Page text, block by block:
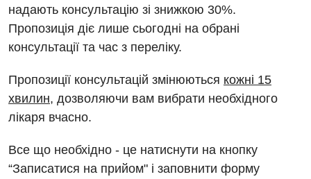
Нейросонографія
Рентгенографія
Для дорослих
Алергологія, імунологія
Ендоскопічне відділення
Онкологічне відділлення
Офтальмологічне відділення
Педіатричне відділення
Травматологічне відділення
Лікування гострого інфаркту
Національний скринінг здоров’я 40+
Українська
Російська
надають консультацію зі знижкою 30%.
Пропозиція діє лише сьогодні на обрані
консультації та час з переліку.
Пропозиції консультацій змінюються кожні 15
хвилин, дозволяючи вам вибрати необхідного
лікаря вчасно.
Все що необхідно - це натиснути на кнопку
“Записатися на прийом" і заповнити форму